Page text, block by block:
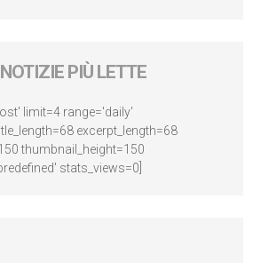
PIÙ LETTE
limit=4 range='daily'
excerpt_length=68
thumbnail_height=150
stats_views=0]